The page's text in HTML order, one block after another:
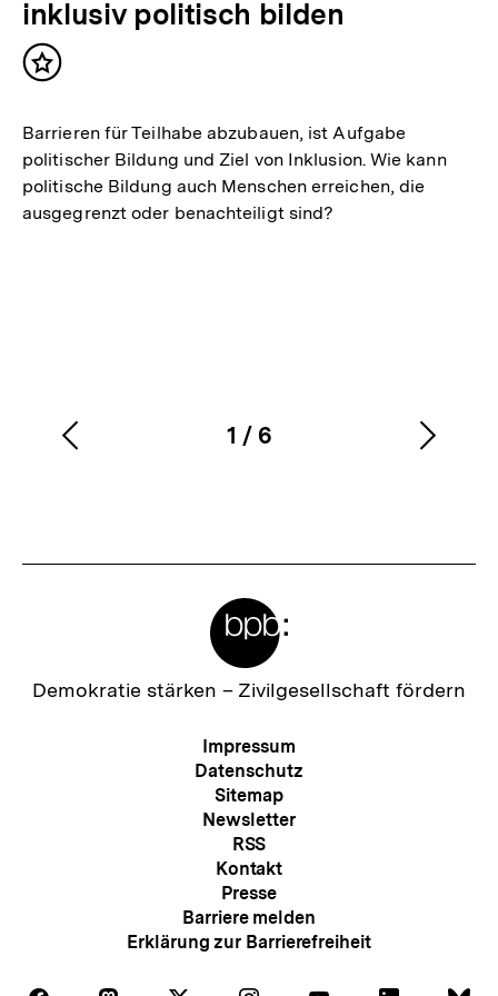
inklusiv politisch bilden
Inhalt
Barrieren für Teilhabe abzubauen, ist Aufgabe
politischer Bildung und Ziel von Inklusion. Wie kann
politische Bildung auch Menschen erreichen, die
ausgegrenzt oder benachteiligt sind?
Karussellinhalt
1
von
/ 6
Vorherigen
Zur
Demokratie stärken – Zivilgesellschaft fördern
Meta-
Navigation
Impressum
Datenschutz
Sitemap
Newsletter
RSS
Kontakt
Presse
Barriere melden
Erklärung zur Barrierefreiheit